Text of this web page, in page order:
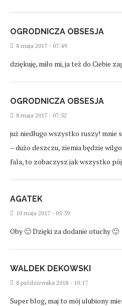
OGRODNICZA OBSESJA
8 maja 2017 - 07:49
dziękuję, miło mi, ja też do Ciebie
OGRODNICZA OBSESJA
8 maja 2017 - 07:52
już niedługo wszystko ruszy! mnie
– dużo deszczu, ziemia będzie
fala, to zobaczysz jak wszystko
AGATEK
10 maja 2017 - 05:39
Oby 🙂 Dzięki za dodanie otuchy 🙂
WALDEK DEKOWSKI
8 października 2018 - 10:17
Super blog, maj to mój ulubiony